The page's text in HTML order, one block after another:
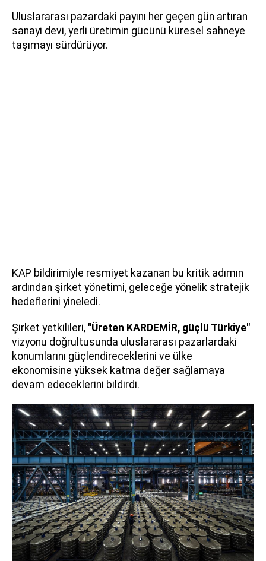
Uluslararası pazardaki payını her geçen gün artıran
sanayi devi, yerli üretimin gücünü küresel sahneye
taşımayı sürdürüyor.
KAP bildirimiyle resmiyet kazanan bu kritik adımın
ardından şirket yönetimi, geleceğe yönelik stratejik
hedeflerini yineledi.
Şirket yetkilileri, "Üreten KARDEMİR, güçlü Türkiye"
vizyonu doğrultusunda uluslararası pazarlardaki
konumlarını güçlendireceklerini ve ülke
ekonomisine yüksek katma değer sağlamaya
devam edeceklerini bildirdi.